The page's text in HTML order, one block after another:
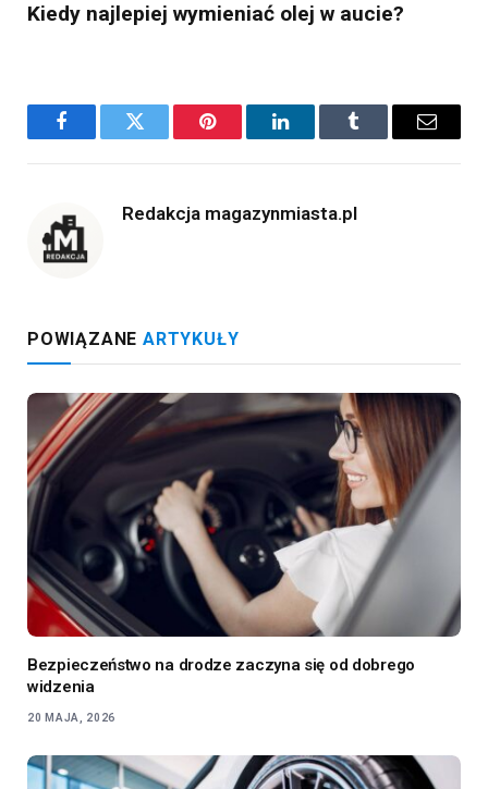
Kiedy najlepiej wymieniać olej w aucie?
FacebookTwitter Pinterest LinkedInTumblr Email
Redakcja magazynmiasta.pl
POWIĄZANE ARTYKUŁY
Bezpieczeństwo na drodze zaczyna się od dobrego
widzenia
20 MAJA, 2026